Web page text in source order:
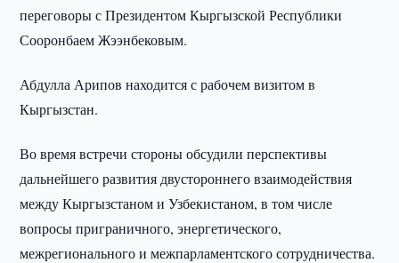
переговоры с Президентом Кыргызской Республики
Сооронбаем Жээнбековым.
Абдулла Арипов находится с рабочем визитом в
Кыргызстан.
Во время встречи стороны обсудили перспективы
дальнейшего развития двустороннего взаимодействия
между Кыргызстаном и Узбекистаном, в том числе
вопросы приграничного, энергетического,
межрегионального и межпарламентского сотрудничества.